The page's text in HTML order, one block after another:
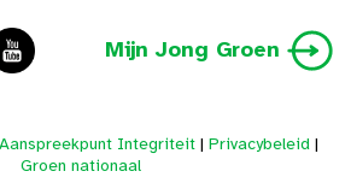
Mijn Jong Groen
Aanspreekpunt Integriteit | Privacybeleid |
Groen nationaal